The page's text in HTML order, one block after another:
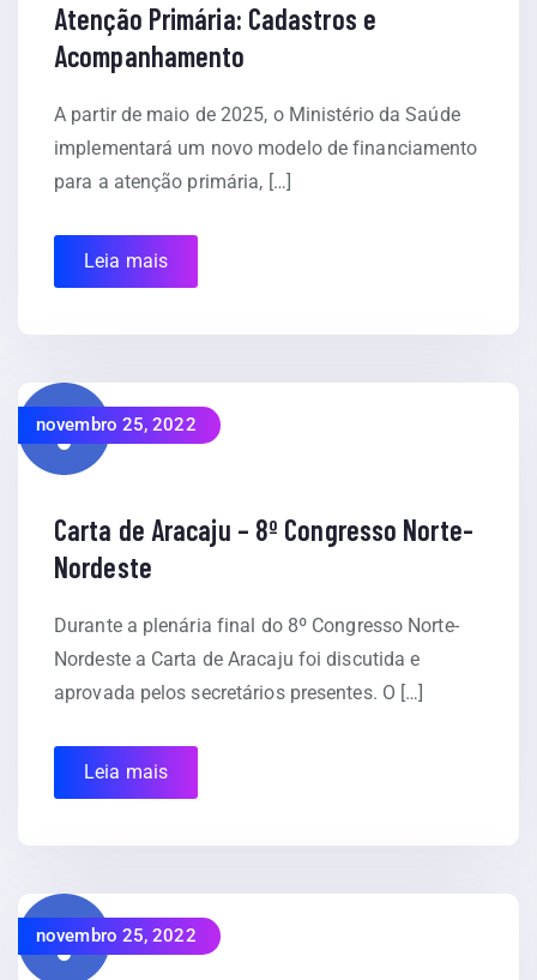
Atenção Primária: Cadastros e
Acompanhamento
A partir de maio de 2025, o Ministério da Saúde
implementará um novo modelo de financiamento
para a atenção primária, […]
Leia mais
novembro 25, 2022
Carta de Aracaju – 8º Congresso Norte-
Nordeste
Durante a plenária final do 8º Congresso Norte-
Nordeste a Carta de Aracaju foi discutida e
aprovada pelos secretários presentes. O […]
Leia mais
novembro 25, 2022